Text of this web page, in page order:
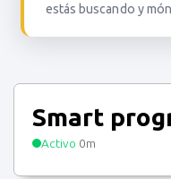
estás buscando y
Smart
Activo 0m